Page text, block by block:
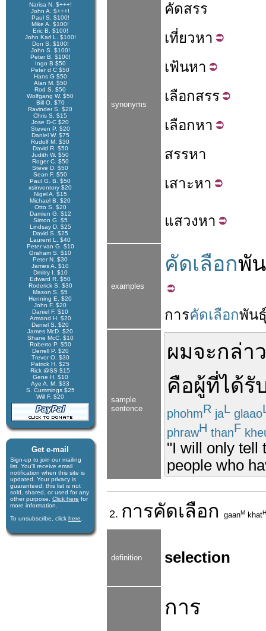
Narisa N. $+++!
John A. $+++!
Paul S. $100!
Mike A. $100!
Eric B. $100!
John Karl L. $100!
Don S. $100!
John S. $100!
Peter B. $100!
Ingo B $50
Peter d C $50
Hans G $50
Alan M. $50
Rod S. $50
Wolfgang W. $50
Bill O. $70
Ravinder S. $20
Chris S. $15
Jose D-C $20
Steven P. $20
Daniel W. $75
Rudolf M. $30
David R. $50
Judith W. $50
Roger C. $50
Steve D. $50
Sean F. $50
Paul G. B. $50
xsinventory $20
Nigel A. $15
Michael B. $20
Otto S. $20
Damien G. $12
Simon G. $5
Lindsay D. $25
David S. $25
Laurent L. $40
Peter van G. $10
Graham S. $10
Peter N. $30
James A. $10
Dmitry I. $10
Edward R. $50
Roderick S. $30
Mason S. $5
Henning E. $20
John F. $20
Daniel F. $10
Armand H. $20
Daniel S. $20
James McD. $20
Shane McC. $10
Roberto P. $50
Derrell P. $20
Trevor O. $30
Patrick H. $25
Rick @SS $15
Gene H. $10
Aye A. M. $33
S. Cummings $25
Will F. $20
Get e-mail
Sign-up to join our mail­ing
list. You'll receive e­mail
notification when this site is
updated. Your privacy is
guaran­teed; this list is not
sold, shared, or used for any
other purpose. Click here for
more infor­mation.
To unsubscribe, click here
synonyms
คัดสรร
เที่ยวหา
เฟ้นหา
เลือกสรร
เลือกหา
สรรหา
เสาะหา
แสวงหา
examples
คัดเลือกพั
การคัดเลือกพัน
sample
sentence
ผมจะกล่าว
คือผู้ที่ได้รั
phohmR jaL glaao
phrawH thanF
"I will only tell
people who
2. การคัดเลือก gaanM khatH
definition selection
การ